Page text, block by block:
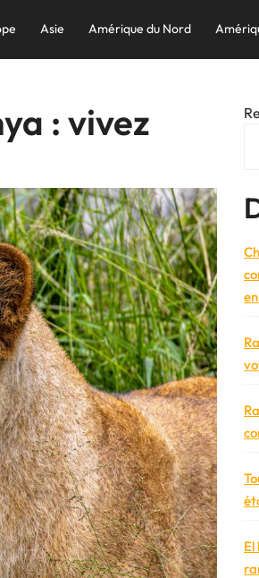
Asie Amérique du Nord
: vivez
El